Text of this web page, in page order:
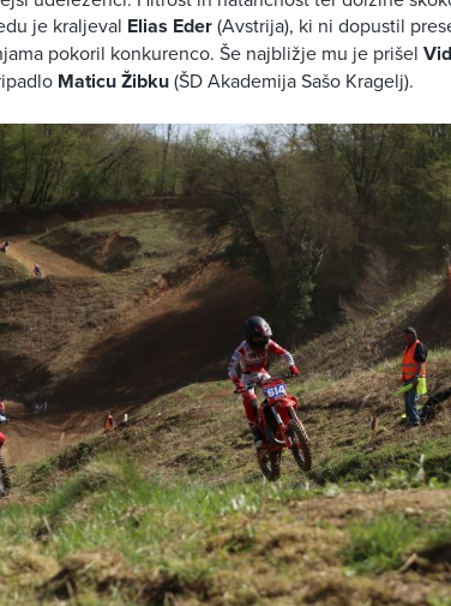
je kraljeval Elias Eder(Avstrija), ki ni dopustil
pokoril konkurenco. Še najbližje mu je prišel
Maticu Žibku(ŠD Akademija Sašo Kragelj).